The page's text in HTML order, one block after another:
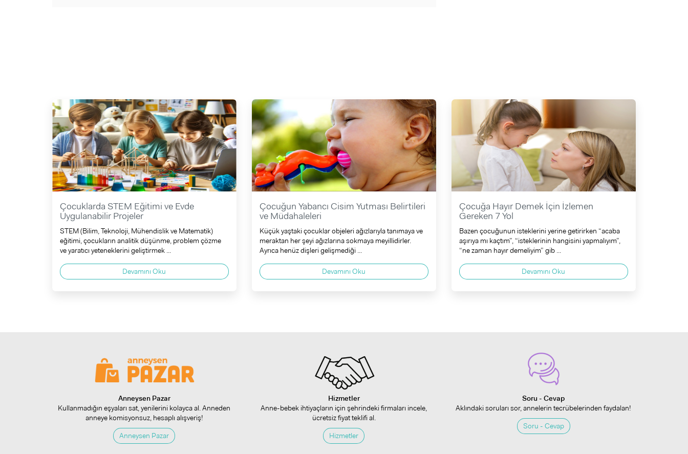
Çocuklarda STEM Eğitimi ve Evde
Uygulanabilir Projeler
STEM (Bilim, Teknoloji, Mühendislik ve Matematik)
eğitimi, çocukların analitik düşünme, problem çözme
ve yaratıcı yeteneklerini geliştirmek ...
Devamını Oku
Çocuğun Yabancı Cisim Yutması Belirtileri
ve Müdahaleleri
Küçük yaştaki çocuklar objeleri ağızlarıyla tanımaya ve
meraktan her şeyi ağızlarına sokmaya meyillidirler.
Ayrıca henüz dişleri gelişmediği ...
Devamını Oku
Çocuğa Hayır Demek İçin İzlemen
Gereken 7 Yol
Bazen çocuğunun isteklerini yerine getirirken “acaba
aşırıya mı kaçtım”, “isteklerinin hangisini yapmalıyım”,
“ne zaman hayır demeliyim” gib ...
Devamını Oku
Anneysen Pazar
Kullanmadığın eşyaları sat, yenilerini kolayca al. Anneden
anneye komisyonsuz, hesaplı alışveriş!
Anneysen Pazar
Hizmetler
Anne-bebek ihtiyaçların için şehrindeki firmaları incele,
ücretsiz fiyat teklifi al.
Hizmetler
Soru - Cevap
Aklındaki soruları sor, annelerin tecrübelerinden faydalan!
Soru - Cevap